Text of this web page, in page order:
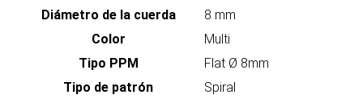
Diámetro de la cuerda
8 mm
Color
Multi
Tipo PPM
Flat Ø 8mm
Tipo de patrón
Spiral